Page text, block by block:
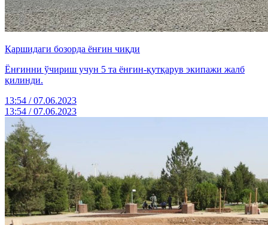
Қаршидаги бозорда ёнғин чиқди
Ёнғинни ўчириш учун 5 та ёнғин-қутқарув экипажи жалб
қилинди.
13:54 / 07.06.2023
13:54 / 07.06.2023